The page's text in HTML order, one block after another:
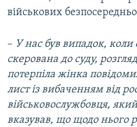
військових
– У нас був випадок, коли
скерована до суду,
потерпіла жінка
лист із вибаченням від
військовослужбовця, який
вказував, що щодо нього